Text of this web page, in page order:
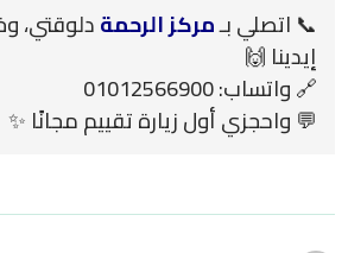
📞 اتصلي بـمركز الرحمةدلوقتي،
إيدينا 🙌
🔗 واتساب: 01012566900
💬 واحجزي أول زيارة تقييم مجانًا ✨